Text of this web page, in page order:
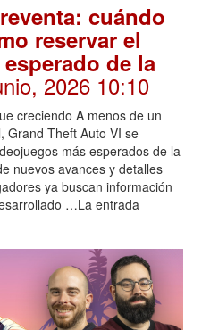
cuándo
reservar el
de la
2026 10:10
creciendo A menos de un
Grand Theft Auto VI se
más esperados de la
nuevos avances y detalles
ya buscan información
…La entrada